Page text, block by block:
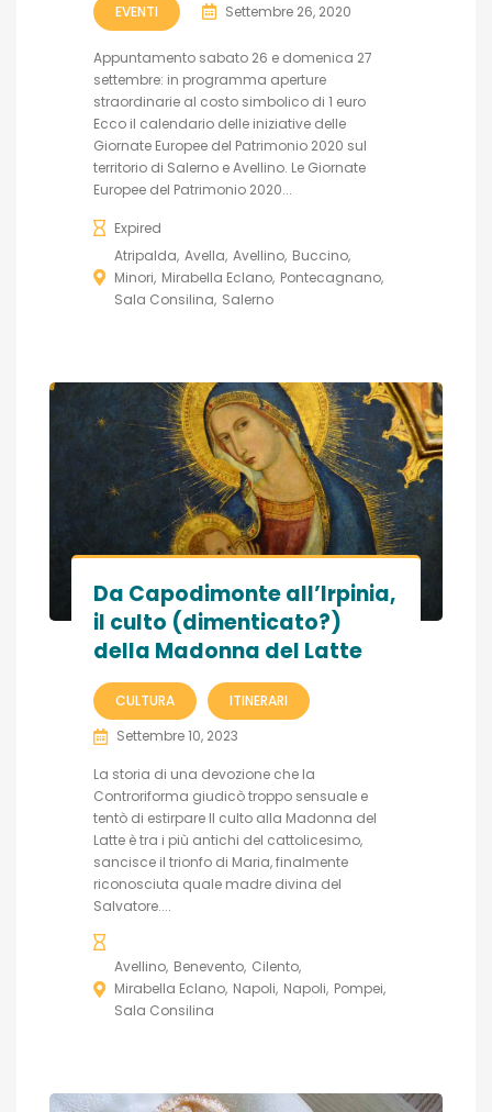
EVENTI Settembre 26, 2020
Appuntamento sabato 26 e domenica 27
settembre: in programma aperture
straordinarie al costo simbolico di 1 euro
Ecco il calendario delle iniziative delle
Giornate Europee del Patrimonio 2020 sul
territorio di Salerno e Avellino. Le Giornate
Europee del Patrimonio 2020...
Expired
Atripalda Avella Avellino Buccino
Minori Mirabella Eclano Pontecagnano
Sala Consilina Salerno
Da Capodimonte all’Irpinia,
il culto (dimenticato?)
della Madonna del Latte
CULTURA
ITINERARI
Settembre 10, 2023
La storia di una devozione che la
Controriforma giudicò troppo sensuale e
tentò di estirpare Il culto alla Madonna del
Latte è tra i più antichi del cattolicesimo,
sancisce il trionfo di Maria, finalmente
riconosciuta quale madre divina del
Salvatore....
Avellino Benevento Cilento
Mirabella Eclano Napoli Napoli Pompei
Sala Consilina